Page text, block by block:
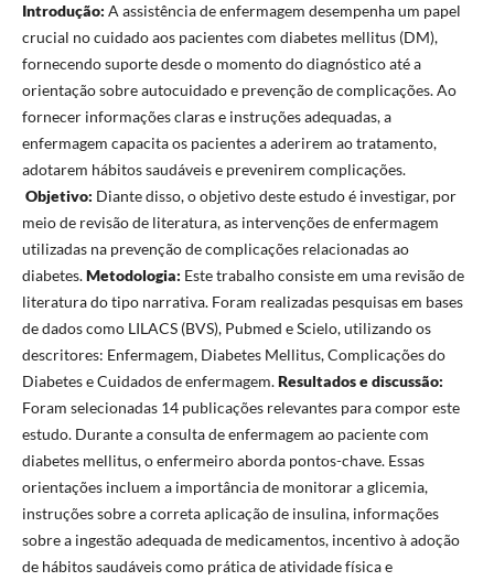
Introdução: A assistência de enfermagem desempenha um papel
crucial no cuidado aos pacientes com diabetes mellitus (DM),
fornecendo suporte desde o momento do diagnóstico até a
orientação sobre autocuidado e prevenção de complicações. Ao
fornecer informações claras e instruções adequadas, a
enfermagem capacita os pacientes a aderirem ao tratamento,
adotarem hábitos saudáveis e prevenirem complicações.
Objetivo: Diante disso, o objetivo deste estudo é investigar, por
meio de revisão de literatura, as intervenções de enfermagem
utilizadas na prevenção de complicações relacionadas ao
diabetes.Metodologia: Este trabalho consiste em uma revisão de
literatura do tipo narrativa. Foram realizadas pesquisas em bases
de dados como LILACS (BVS), Pubmed e Scielo, utilizando os
descritores: Enfermagem, Diabetes Mellitus, Complicações do
Diabetes e Cuidados de enfermagem.Resultados e discussão:
Foram selecionadas 14 publicações relevantes para compor este
estudo. Durante a consulta de enfermagem ao paciente com
diabetes mellitus, o enfermeiro aborda pontos-chave. Essas
orientações incluem a importância de monitorar a glicemia,
instruções sobre a correta aplicação de insulina, informações
sobre a ingestão adequada de medicamentos, incentivo à adoção
de hábitos saudáveis como prática de atividade física e